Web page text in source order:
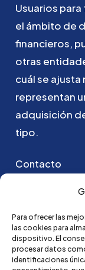
Para ofrecer las
las cookies para
dispositivo. El
procesar datos
identificaciones
Usuarios para
el ámbito de
financieros,
otras
cuálse ajusta
representan
adquisición
tipo.
Contacto
Puedes